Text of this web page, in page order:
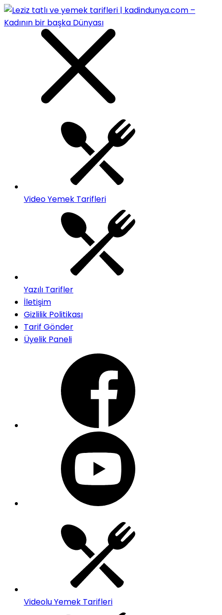
Video Yemek Tarifleri
Yazılı Tarifler
İletişim
Gizlilik Politikası
Tarif Gönder
Üyelik Paneli
Videolu Yemek Tarifleri